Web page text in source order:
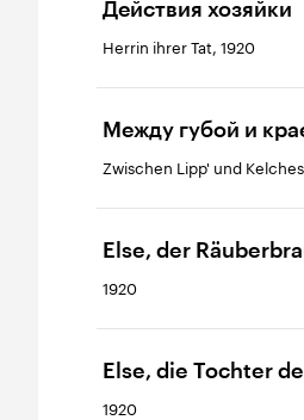
Действия хозяйки
Herrin ihrer Tat, 1920
Между губой и
Zwischen Lipp' und
Else, der
1920
Else, die Tochter
1920